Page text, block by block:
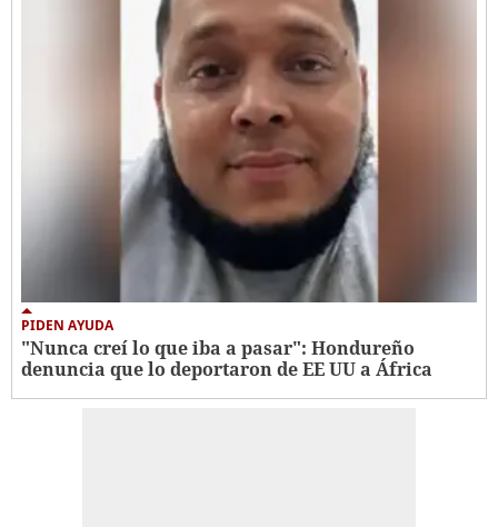
PIDEN AYUDA
"Nunca creí lo que iba a pasar": Hondureño
denuncia que lo deportaron de EE UU a África